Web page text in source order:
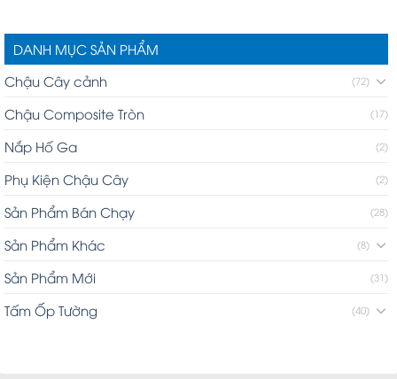
DANH MỤC SẢN PHẨM
Chậu Cây cảnh
(72)
Chậu Composite Tròn (17)
Nắp Hố Ga (2)
Phụ Kiện Chậu Cây (2)
Sản Phẩm Bán Chạy (28)
Sản Phẩm Khác (8)
Sản Phẩm Mới (31)
Tấm Ốp Tường (40)